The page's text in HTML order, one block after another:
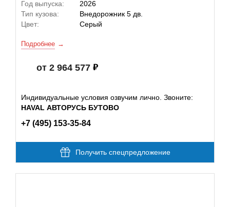
Год выпуска:
2026
Тип кузова:
Внедорожник 5 дв.
Цвет:
Серый
Подробнее
от 2 964 577
Индивидуальные условия озвучим лично. Звоните:
HAVAL АВТОРУСЬ БУТОВО
+7 (495) 153-35-84
Получить спецпредложение